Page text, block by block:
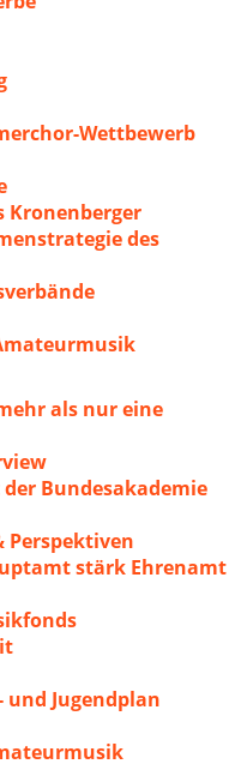
Wettbewerb
Kronenberger
des
als nur eine
Bundesakademie
Perspektiven
stärk Ehrenamt
Jugendplan